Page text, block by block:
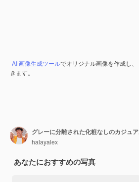
AI 画像生成ツールでオリジナル画像を作成し、
きます。
halayalex
あなたにおすすめの写真